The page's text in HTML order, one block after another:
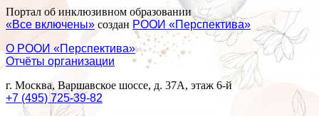
Портал об инклюзивном образовании
«Все включены» создан РООИ «Перспектива»
О РООИ «Перспектива»
Отчёты организации
г. Москва, Варшавское шоссе, д. 37А, этаж 6-й
+7 (495) 725-39-82